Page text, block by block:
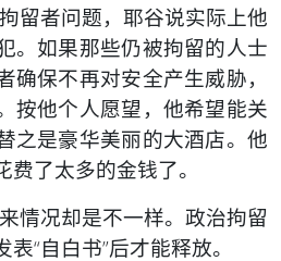
留者问题，耶谷说实际上他
。如果那些仍被拘留的人士
确保不再对安全产生威胁，
按他个人愿望，他希望能关
之是豪华美丽的大酒店。他
了太多的金钱了。
情况却是不一样。政治拘留
“自白书”后才能释放。